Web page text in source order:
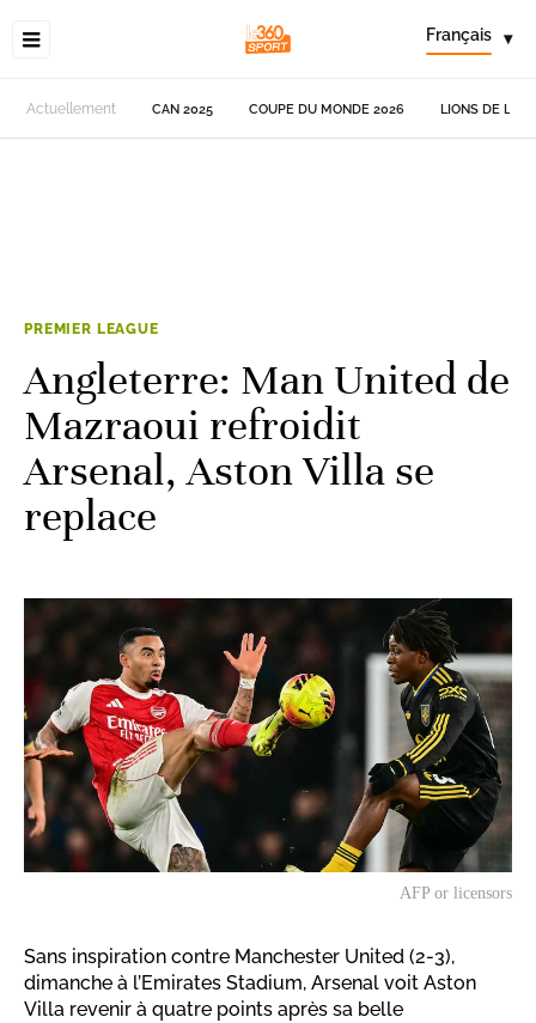
Français ▾
Actuellement CAN 2025 COUPE DU MONDE 2026 LIONS DE
PREMIER LEAGUE
Angleterre: Man United de
Mazraoui refroidit
Arsenal, Aston Villa se
replace
AFP or licensors
Sans inspiration contre Manchester United (2-3),
dimanche à l’Emirates Stadium, Arsenal voit Aston
Villa revenir à quatre points après sa belle